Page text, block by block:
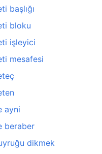
başlığı
bloku
işleyici
mesafesi
ayni
beraber
dikmek